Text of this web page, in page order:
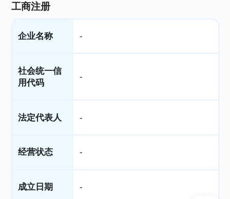
工商注册
企业名称 -
社会统一信
用代码
-
法定代表人 -
经营状态 -
成立日期 -